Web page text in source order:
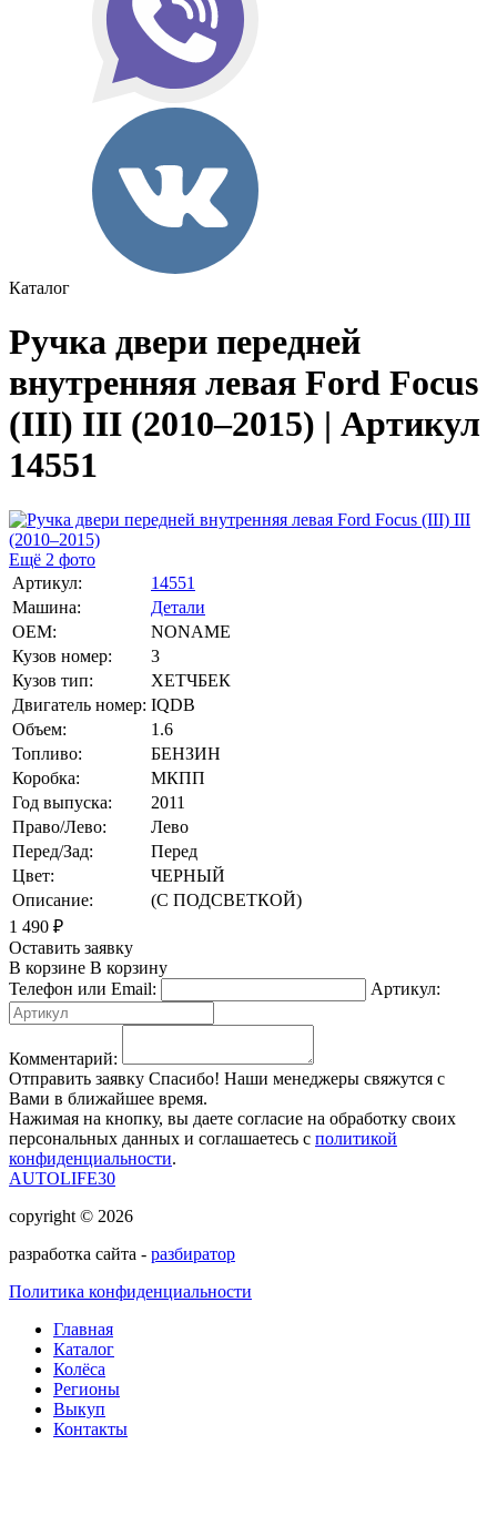
Каталог
Ручка двери передней
внутренняя левая Ford Focus
(III) III (2010–2015) | Артикул
14551
Ещё 2 фото
Артикул:
14551
Машина:
Детали
OEM:
NONAME
Кузов номер:
3
Кузов тип:
ХЕТЧБЕК
Двигатель номер: IQDB
Объем:
1.6
Топливо:
БЕНЗИН
Коробка:
МКПП
Год выпуска:
2011
Право/Лево:
Лево
Перед/Зад:
Перед
Цвет:
ЧЕРНЫЙ
Описание:
(С ПОДСВЕТКОЙ)
1 490 ₽
Оставить заявку
В корзине В корзину
Телефон или Email:
Артикул:
Комментарий:
Отправить заявку Спасибо! Наши менеджеры свяжутся с
Вами в ближайшее время.
Нажимая на кнопку, вы даете согласие на обработку своих
персональных данных и соглашаетесь с политикой
конфиденциальности.
AUTOLIFE30
copyright © 2026
разработка сайта - разбиратор
Политика конфиденциальности
Главная
Каталог
Колёса
Регионы
Выкуп
Контакты